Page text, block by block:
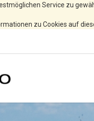
Service zu
zu Cookies auf